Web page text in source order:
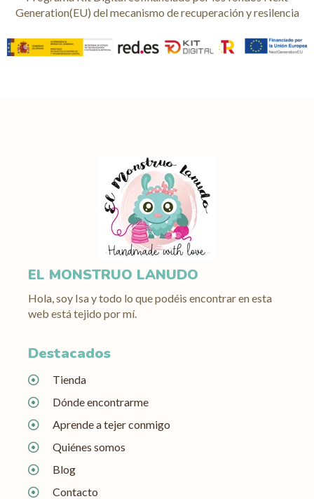
Generation(EU) del mecanismo de recuperación y resilencia
EL MONSTRUO LANUDO
Hola, soy Isa y todo lo que podéis encontrar en esta
web está tejido por mí.
Destacados
Tienda
Dónde encontrarme
Aprende a tejer conmigo
Quiénes somos
Blog
Contacto